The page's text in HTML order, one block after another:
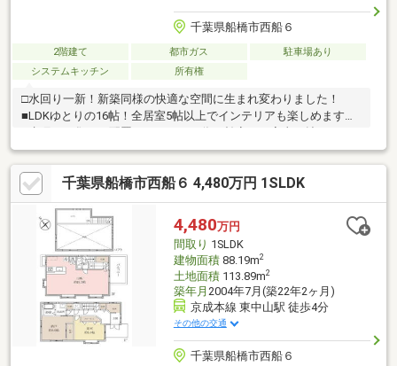
千葉県船橋市西船６
2階建て 都市ガス
駐車場あり
システムキッチン
所有権
□水回り一新！新築同様の快適な空間に生まれ変わりました！
■LDKゆとりの16帖！全居室5帖以上でインテリアも楽しめます！
□水廻りを集めた配置になっている為、効率よく家事が捗ります
ね！■安心の家365は室内リフォーム済み、アフターサポート充実
の住まいで新築同様にお住まい頂けます。□京成本線 「東中山」
駅から徒歩3分で通勤や通学に便利！■生活に便利なスーパーやコ
ンビニなどが近く生活に欠かせない施設が充実しています！□希
少な西船エリアの物件になります。■ご見学可能ですのでお気軽
にお申し付けください。□お問い合わせお待ちしております！■そ
のほか安心の家シリーズもご紹介中！
千葉県船橋市西船６ 4,480万円 1SLDK
4,480万円
間取り 1SLDK
建物面積88.19m2
土地面積113.89m2
築年月 2004年7月(築22年2ヶ月)
京成本線 東中山駅 徒歩4分
その他の交通
千葉県船橋市西船６